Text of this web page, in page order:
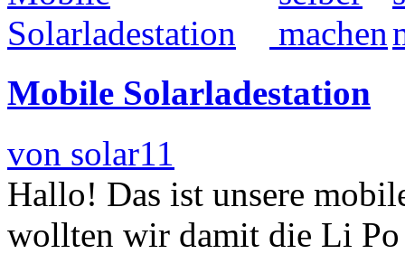
Mobile Solarladestation
von solar11
Hallo! Das ist unsere
wollten wir damit die Li Po